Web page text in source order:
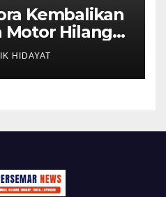
Kembalikan
Motor Hilang
Wujud Nyata
Polri
HIDAYAT